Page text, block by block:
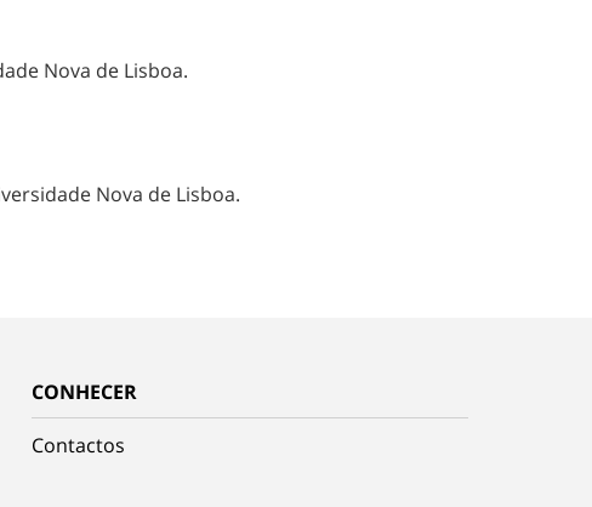
Nova de Lisboa.
Nova de Lisboa.
CONHECER
Contactos